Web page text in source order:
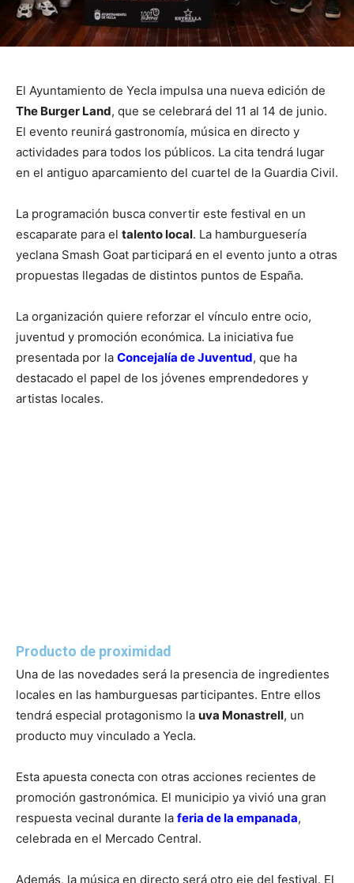
El Ayuntamiento de Yecla impulsa una nueva edición de
The Burger Land, que se celebrará del 11 al 14 de junio.
El evento reunirá gastronomía, música en directo y
actividades para todos los públicos. La cita tendrá lugar
en el antiguo aparcamiento del cuartel de la Guardia Civil.
La programación busca convertir este festival en un
escaparate para el talento local. La hamburguesería
yeclana Smash Goat participará en el evento junto a otras
propuestas llegadas de distintos puntos de España.
La organización quiere reforzar el vínculo entre ocio,
juventud y promoción económica. La iniciativa fue
presentada por la Concejalía de Juventud, que ha
destacado el papel de los jóvenes emprendedores y
artistas locales.
Producto de proximidad
Una de las novedades será la presencia de ingredientes
locales en las hamburguesas participantes. Entre ellos
tendrá especial protagonismo la uva Monastrell, un
producto muy vinculado a Yecla.
Esta apuesta conecta con otras acciones recientes de
promoción gastronómica. El municipio ya vivió una gran
respuesta vecinal durante la feria de la empanada,
celebrada en el Mercado Central.
Además, la música en directo será otro eje del festival. El